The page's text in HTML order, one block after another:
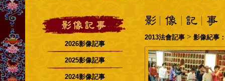
2026影像記事
2025影像記事
2024影像記事
2013法會記事 > 影像紀事